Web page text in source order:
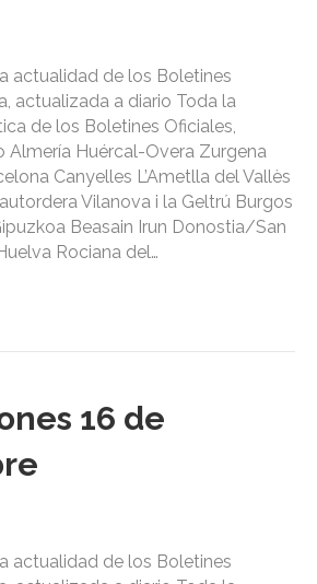
actualidad de los Boletines
actualizada a diario Toda la
de los Boletines Oficiales,
Almería Huércal-Overa Zurgena
Canyelles L’Ametlla del Vallès
Vilanova i la Geltrú Burgos
Beasain Irun Donostia/San
Rociana del…
16 de
actualidad de los Boletines